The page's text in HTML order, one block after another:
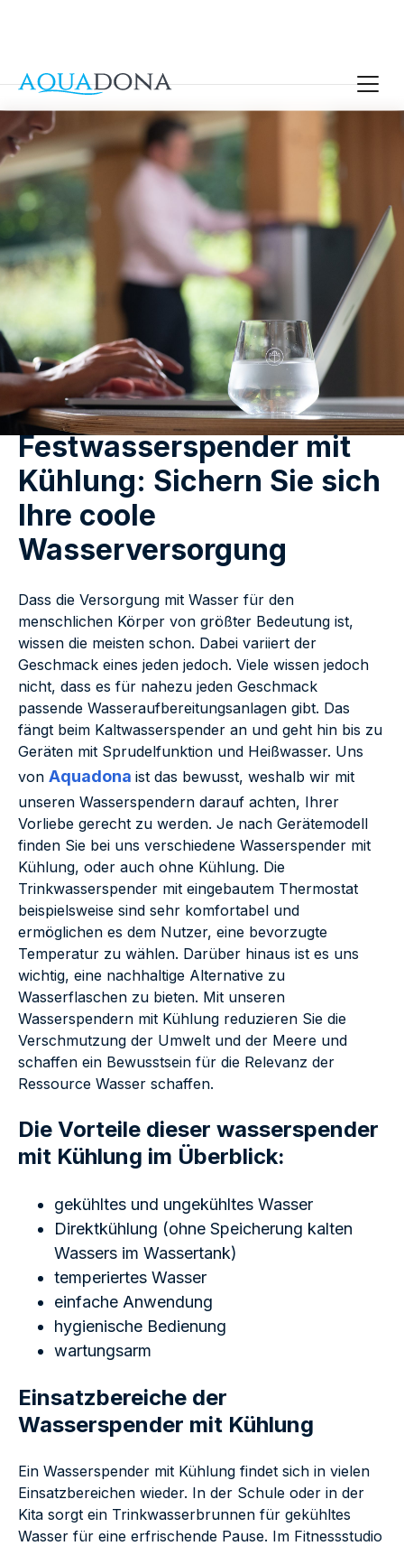
Festwasserspender mit
Kühlung: Sichern Sie sich
Ihre coole
Wasserversorgung
Dass die Versorgung mit Wasser für den
menschlichen Körper von größter Bedeutung ist,
wissen die meisten schon. Dabei variiert der
Geschmack eines jeden jedoch. Viele wissen jedoch
nicht, dass es für nahezu jeden Geschmack
passende Wasseraufbereitungsanlagen gibt. Das
fängt beim Kaltwasserspender an und geht hin bis zu
Geräten mit Sprudelfunktion und Heißwasser. Uns
von Aquadona ist das bewusst, weshalb wir mit
unseren Wasserspendern darauf achten, Ihrer
Vorliebe gerecht zu werden. Je nach Gerätemodell
finden Sie bei uns verschiedene Wasserspender mit
Kühlung, oder auch ohne Kühlung. Die
Trinkwasserspender mit eingebautem Thermostat
beispielsweise sind sehr komfortabel und
ermöglichen es dem Nutzer, eine bevorzugte
Temperatur zu wählen. Darüber hinaus ist es uns
wichtig, eine nachhaltige Alternative zu
Wasserflaschen zu bieten. Mit unseren
Wasserspendern mit Kühlung reduzieren Sie die
Verschmutzung der Umwelt und der Meere und
schaffen ein Bewusstsein für die Relevanz der
Ressource Wasser schaffen.
Die Vorteile dieser wasserspender
mit Kühlung im Überblick:
gekühltes und ungekühltes Wasser
Direktkühlung (ohne Speicherung kalten
Wassers im Wassertank)
temperiertes Wasser
einfache Anwendung
hygienische Bedienung
wartungsarm
Einsatzbereiche der
Wasserspender mit Kühlung
Ein Wasserspender mit Kühlung findet sich in vielen
Einsatzbereichen wieder. In der Schule oder in der
Kita sorgt ein Trinkwasserbrunnen für gekühltes
Wasser für eine erfrischende Pause. Im Fitnessstudio